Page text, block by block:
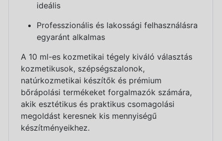
ideális
Professzionális és lakossági felhasználásra
egyaránt alkalmas
A 10 ml-es kozmetikai tégely kiváló választás
kozmetikusok, szépségszalonok,
natúrkozmetikai készítők és prémium
bőrápolási termékeket forgalmazók számára,
akik esztétikus és praktikus csomagolási
megoldást keresnek kis mennyiségű
készítményeikhez.